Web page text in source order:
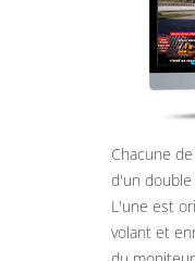
Chacune
d'un
L'une est
volant et